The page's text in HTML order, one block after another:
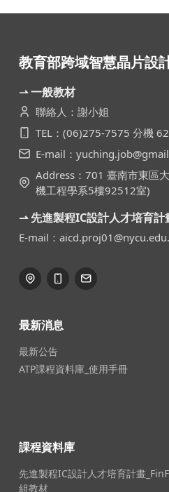
教育部跨域智慧晶片設
⇀ 一般教材
聯絡人：謝小姐
TEL：(06)275-7575 分機
E-mail：
Address：701 臺南市東區
機工程學系5樓92512室)
⇀ 先進製程IC設計人才培育計
E-mail：
最新消息
最新公告
ATP課程資料庫_使用手冊
課程資料庫
先進製程IC設計人才培育計畫
組教材